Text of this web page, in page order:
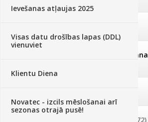
Ievešanas atļaujas 2025
Visas datu drošības lapas (DDL)
vienuviet
Klientu Diena
Novatec - izcils mēslošanai arī
sezonas otrajā pusē!
Dezinfekcija, tīrīšana, mazgāšana
(72)